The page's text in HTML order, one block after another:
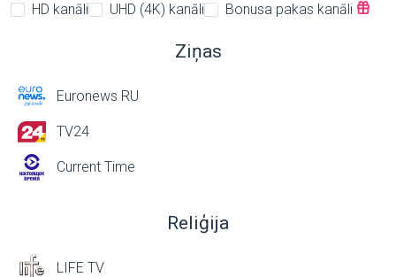
HD kanāli UHD (4K) kanāli Bonusa pakas kanāli
Ziņas
Euronews RU
TV24
Current Time
Reliģija
LIFE TV